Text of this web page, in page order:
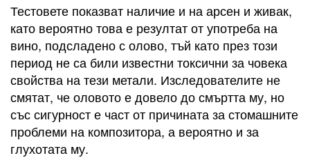
Тестовете показват наличие и на арсен и живак,
като вероятно това е резултат от употреба на
вино, подсладено с олово, тъй като през този
период не са били известни токсични за човека
свойства на тези метали. Изследователите не
смятат, че оловото е довело до смъртта му, но
със сигурност е част от причината за стомашните
проблеми на композитора, а вероятно и за
глухотата му.